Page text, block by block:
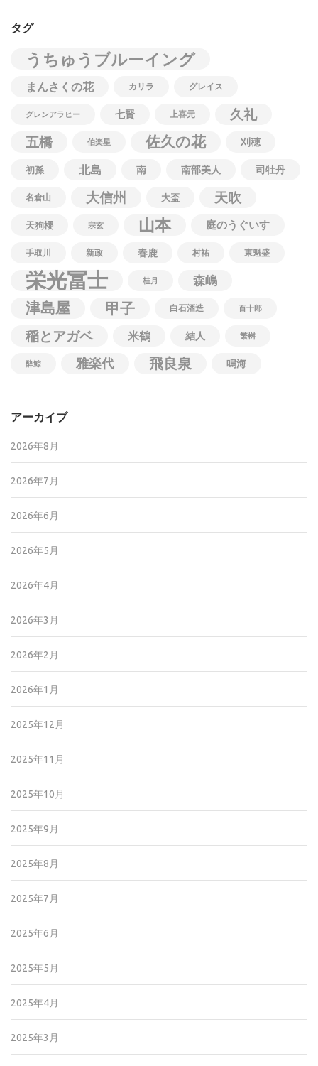
タグ
うちゅうブルーイング
まんさくの花 カリラ グレイス
グレンアラヒー 七賢 上喜元
久礼
五橋
伯楽星 佐久の花 刈穂
初孫 北島 南 南部美人 司牡丹
名倉山 大信州 大盃 天吹
天狗櫻 宗玄 山本 庭のうぐいす
手取川 新政 春鹿 村祐 東魁盛
栄光冨士 桂月 森嶋
津島屋 甲子 白石酒造 百十郎
稲とアガベ 米鶴 結人 繁桝
酔鯨 雅楽代 飛良泉 鳴海
アーカイブ
2026年8月
2026年7月
2026年6月
2026年5月
2026年4月
2026年3月
2026年2月
2026年1月
2025年12月
2025年11月
2025年10月
2025年9月
2025年8月
2025年7月
2025年6月
2025年5月
2025年4月
2025年3月